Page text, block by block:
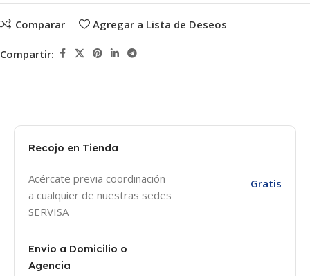
Comparar Agregar a Lista de Deseos
Compartir:
Recojo en Tienda
Acércate previa coordinación
a cualquier de nuestras sedes
SERVISA
Gratis
Envio a Domicilio o
Agencia